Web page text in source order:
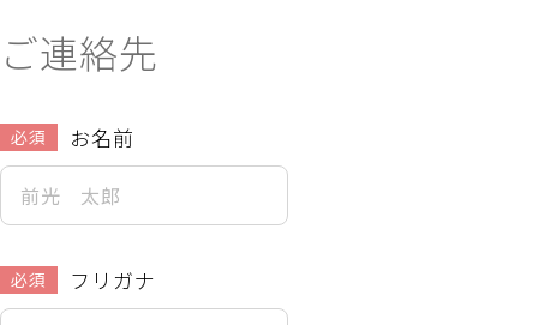
ご連絡先
必須 お名前
必須 フリガナ